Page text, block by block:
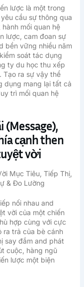
lược là một trong
cầu sự thông qua
mối quan hệ
lược, cam đoan sự
bền vững nhiều năm
soát tác dụng
ty du học thu xếp
Tạo ra sự vậy thể
dụng mang lại tất cả
trì mối quan hệ
(Message),
cạnh then
vời
nối nhau and
vời của một chiến
hợp cùng với cực
ra trả của bè cánh
say đắm and phát
cuộc, hàng ngũ
lược một biện